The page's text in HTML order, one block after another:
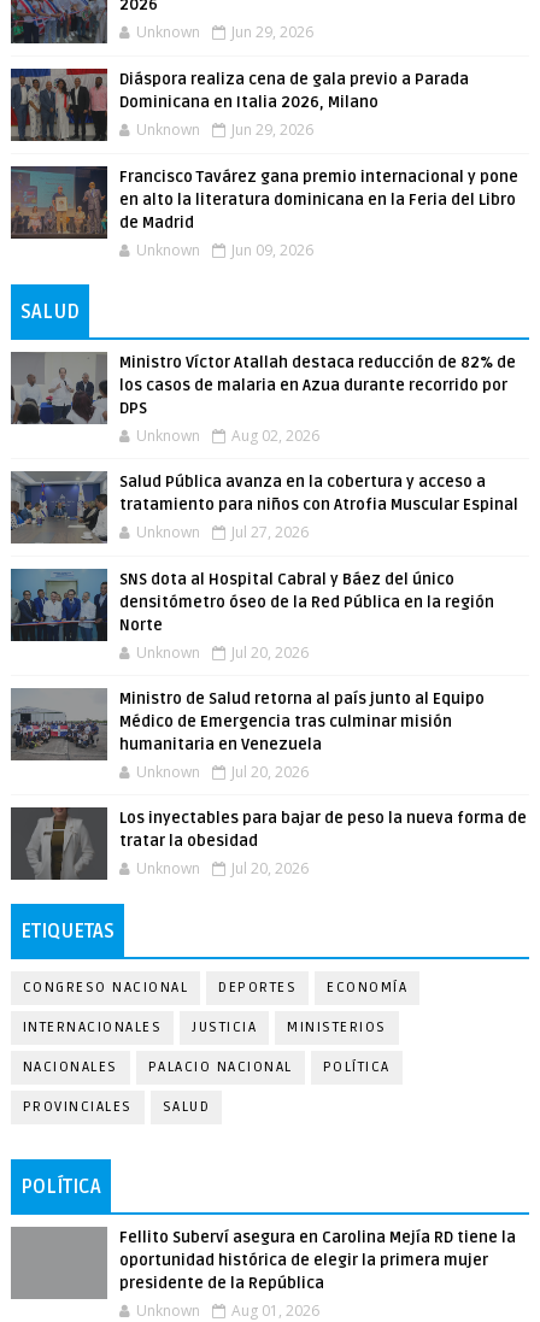
2026
Unknown Jun 29, 2026
Diáspora realiza cena de gala previo a Parada
Dominicana en Italia 2026, Milano
Unknown Jun 29, 2026
Francisco Tavárez gana premio internacional y pone
en alto la literatura dominicana en la Feria del Libro
de Madrid
Unknown Jun 09, 2026
SALUD
Ministro Víctor Atallah destaca reducción de 82% de
los casos de malaria en Azua durante recorrido por
DPS
Unknown Aug 02, 2026
Salud Pública avanza en la cobertura y acceso a
tratamiento para niños con Atrofia Muscular Espinal
Unknown Jul 27, 2026
SNS dota al Hospital Cabral y Báez del único
densitómetro óseo de la Red Pública en la región
Norte
Unknown Jul 20, 2026
Ministro de Salud retorna al país junto al Equipo
Médico de Emergencia tras culminar misión
humanitaria en Venezuela
Unknown Jul 20, 2026
Los inyectables para bajar de peso la nueva forma de
tratar la obesidad
Unknown Jul 20, 2026
ETIQUETAS
CONGRESO NACIONAL DEPORTES ECONOMÍA
INTERNACIONALES JUSTICIA MINISTERIOS
NACIONALES PALACIO NACIONAL POLÍTICA
PROVINCIALES SALUD
POLÍTICA
Fellito Suberví asegura en Carolina Mejía RD tiene la
oportunidad histórica de elegir la primera mujer
presidente de la República
Unknown Aug 01, 2026